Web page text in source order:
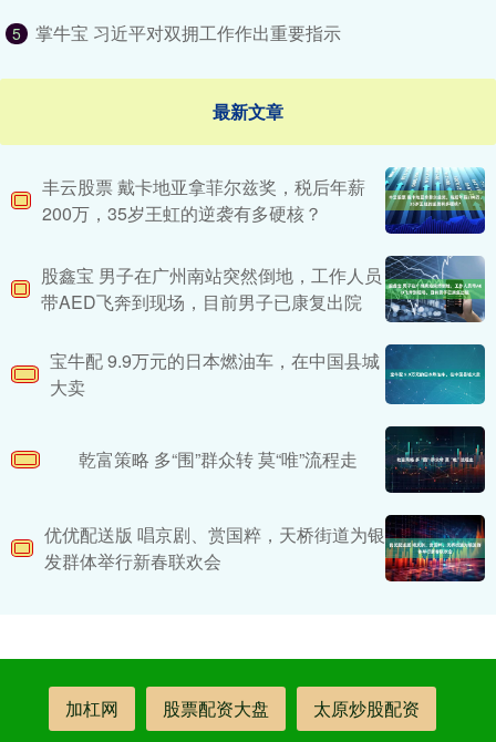
5 掌牛宝 习近平对双拥工作作出重要指示
最新文章
丰云股票 戴卡地亚拿菲尔兹奖，税后年薪
200万，35岁王虹的逆袭有多硬核？
股鑫宝 男子在广州南站突然倒地，工作人员
带AED飞奔到现场，目前男子已康复出院
宝牛配 9.9万元的日本燃油车，在中国县城
大卖
乾富策略 多“围”群众转 莫“唯”流程走
优优配送版 唱京剧、赏国粹，天桥街道为银
发群体举行新春联欢会
加杠网 股票配资大盘 太原炒股配资